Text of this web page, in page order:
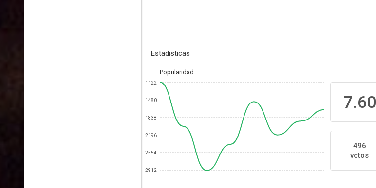
Estadísticas
Popularidad
1122
1480
1838
2196
2554
2912
7.60
496
votos